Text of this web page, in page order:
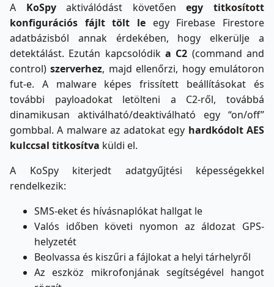
A KoSpyaktiválódást követőenegy titkosított
konfigurációs fájlt tölt le egy Firebase Firestore
adatbázisból annak érdekében, hogy elkerülje a
detektálást. Ezután kapcsolódika C2 (command and
control) szerverhez, majd ellenőrzi, hogy emulátoron
fut-e. A malware képes frissített beállításokat és
további payloadokat letölteni a C2-ről, továbbá
dinamikusan aktiválható/deaktiválható egy “on/off”
gombbal. A malware az adatokat egy hardkódolt AES
kulccsal titkosítva küldi el.
A KoSpy kiterjedt adatgyűjtési képességekkel
rendelkezik:
SMS-eket és hívásnaplókat hallgat le
Valós időben követi nyomon az áldozat GPS-
helyzetét
Beolvassa és kiszűri a fájlokat a helyi tárhelyről
Az eszköz mikrofonjának segítségével hangot